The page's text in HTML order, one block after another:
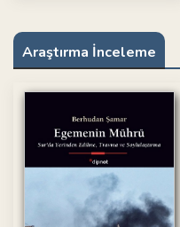
Araştırma İnceleme